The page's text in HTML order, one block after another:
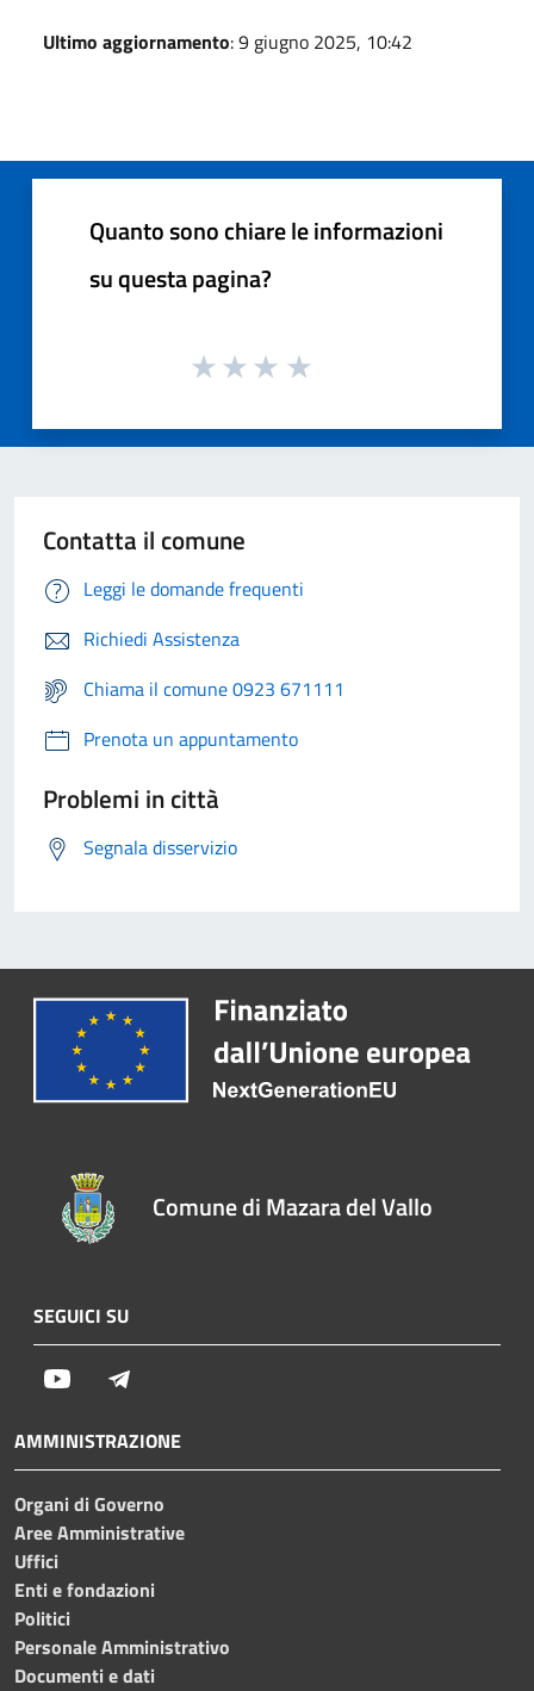
Ultimo aggiornamento: 9 giugno 2025, 10:42
Quanto sono chiare le informazioni
su questa pagina?
Contatta il comune
Leggi le domande frequenti
Richiedi Assistenza
Chiama il comune 0923 671111
Prenota un appuntamento
Problemi in città
Segnala disservizio
Comune di Mazara del Vallo
SEGUICI SU
Youtube
AMMINISTRAZIONE
Organi di Governo
Aree Amministrative
Uffici
Enti e fondazioni
Politici
Personale Amministrativo
Documenti e dati